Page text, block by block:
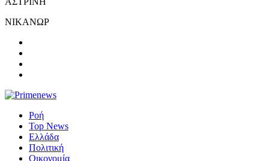
ΝΙΚΑΝΩΡ
Ροή
Top News
Ελλάδα
Πολιτική
Οικονομία